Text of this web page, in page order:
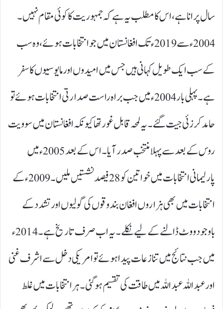
سال پرانا ہے، اس کا مطلب یہ ہے کہ جمہوریت کا کوئی مقام نہیں۔
2004ء سے 2019ء تک افغانستان میں جو انتخابات ہوئے، وہ سب
کے سب ایک طویل کہانی ہیں جس میں امیدوں اور مایوسیوں کا سفر
ہے۔ پہلی بار 2004ء میں جب براہ راست صدارتی انتخابات ہوئے تو
حامد کرزئی جیت گئے۔ یہ لمحہ قابل غور تھا کیونکہ افغانستان میں سوویت
روس کے بعد سے پہلا منتخب صدر آیا۔ اس کے بعد 2005ء میں
پارلیمانی انتخابات میں خواتین کو 28فیصد نشستیں ملیں۔ 2009ء کے
انتخابات میں بھی ہزاروں افغان بندوقوں کی گولیوں اور تشدد کے
باوجود ووٹ ڈالنے کے لیے نکلے۔ یہ اب صرف تاریخ ہے۔ 2014ء
میں جب نتائج میں تنازعات پیدا ہوئے تو امریکی دخل سے اشرف غنی
اور عبداللہ عبداللہ میں طاقت کی تقسیم ہوگئی۔ ہر انتخابات میں غلط